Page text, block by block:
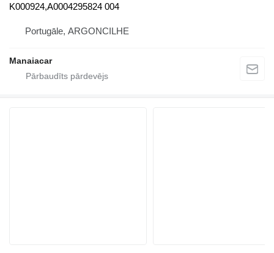
K000924,A0004295824 004
Portugāle, ARGONCILHE
Manaiacar